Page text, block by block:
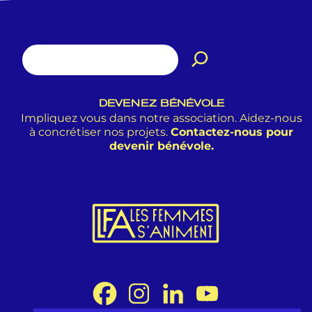
DEVENEZ BÉNÉVOLE
Impliquez vous dans notre association. Aidez-nous
à concrétiser nos projets. Contactez-nous pour
devenir bénévole.